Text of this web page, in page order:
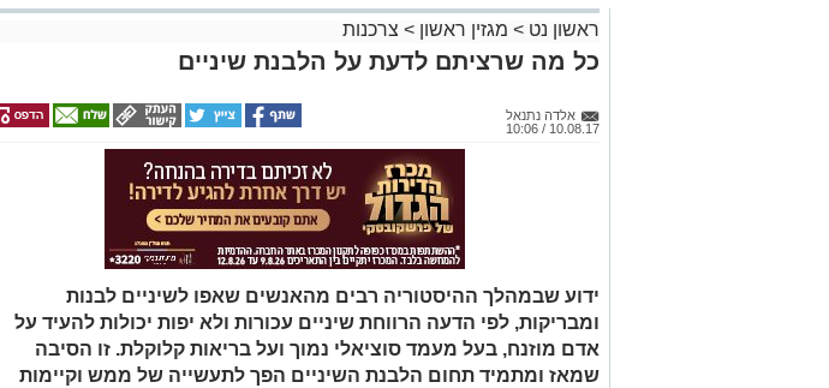
ראשון נט > מגזין ראשון > צרכנות
כל מה שרציתם לדעת על הלבנת שיניים
אלדה נתנאל
10.08.17 / 10:06
ידוע שבמהלך ההיסטוריה רבים מהאנשים שאפו לשיניים לבנות
ומבריקות, לפי הדעה הרווחת שיניים עכורות ולא יפות יכולות להעיד על
אדם מוזנח, בעל מעמד סוציאלי נמוך ועל בריאות קלוקלת. זו הסיבה
שמאז ומתמיד תחום הלבנת השיניים הפך לתעשייה של ממש וקיימות